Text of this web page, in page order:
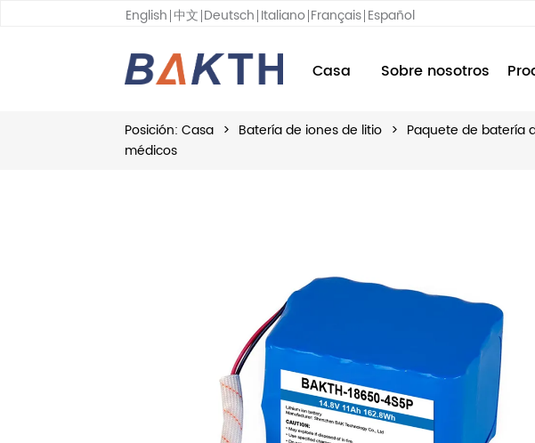
English 中文 Deutsch Italiano Français Español
Casa Sobre nosotros
Posición: Casa > Batería de iones de litio > Paquete de batería
médicos